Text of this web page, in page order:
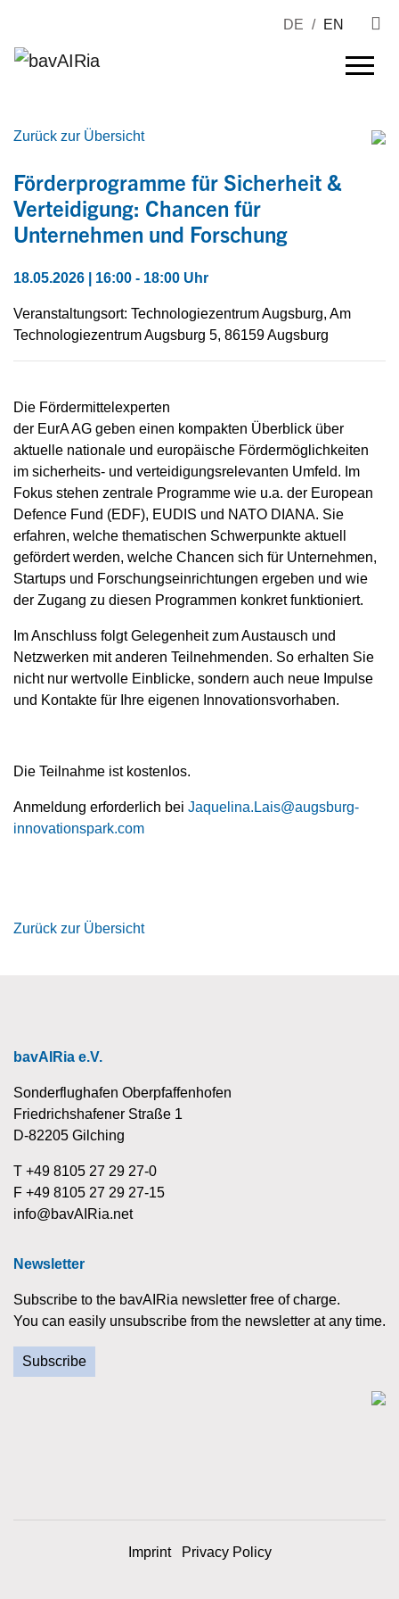
DE / EN
Zurück zur Übersicht
Förderprogramme für Sicherheit &
Verteidigung: Chancen für
Unternehmen und Forschung
18.05.2026 | 16:00 - 18:00 Uhr
Veranstaltungsort: Technologiezentrum Augsburg, Am
Technologiezentrum Augsburg 5, 86159 Augsburg
Die Fördermittelexperten
der EurA AG geben einen kompakten Überblick über
aktuelle nationale und europäische Fördermöglichkeiten
im sicherheits- und verteidigungsrelevanten Umfeld. Im
Fokus stehen zentrale Programme wie u.a. der European
Defence Fund (EDF), EUDIS und NATO DIANA. Sie
erfahren, welche thematischen Schwerpunkte aktuell
gefördert werden, welche Chancen sich für Unternehmen,
Startups und Forschungseinrichtungen ergeben und wie
der Zugang zu diesen Programmen konkret funktioniert.
Im Anschluss folgt Gelegenheit zum Austausch und
Netzwerken mit anderen Teilnehmenden. So erhalten Sie
nicht nur wertvolle Einblicke, sondern auch neue Impulse
und Kontakte für Ihre eigenen Innovationsvorhaben.
Die Teilnahme ist kostenlos.
Anmeldung erforderlich bei Jaquelina.Lais@augsburg-
innovationspark.com
Zurück zur Übersicht
bavAIRia e.V.
Sonderflughafen Oberpfaffenhofen
Friedrichshafener Straße 1
D-82205 Gilching
T +49 8105 27 29 27-0
F +49 8105 27 29 27-15
info@bavAIRia.net
Newsletter
Subscribe to the bavAIRia newsletter free of charge.
You can easily unsubscribe from the newsletter at any time.
Subscribe
Imprint Privacy Policy